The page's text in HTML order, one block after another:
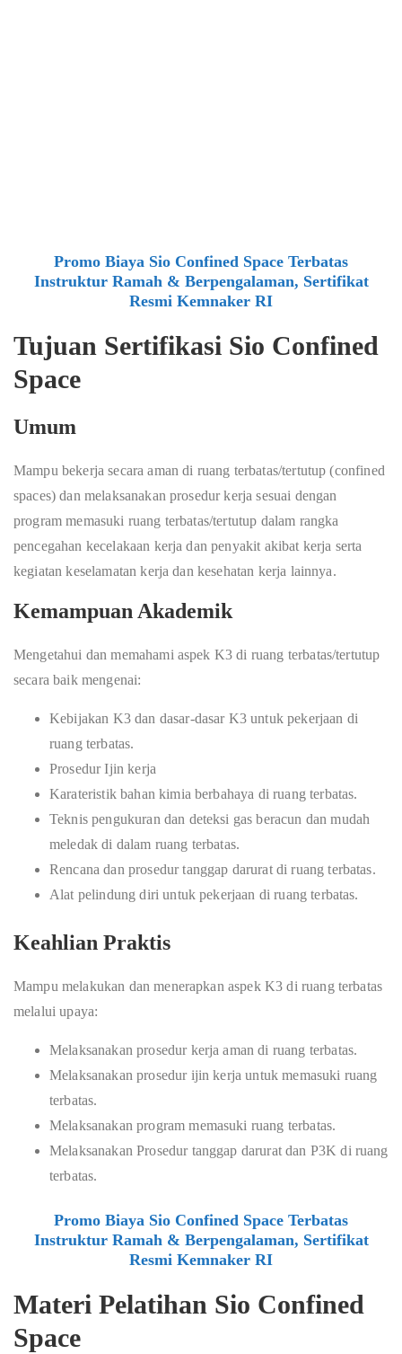
Promo Biaya Sio Confined Space Terbatas
Instruktur Ramah & Berpengalaman, Sertifikat
Resmi Kemnaker RI
Tujuan Sertifikasi Sio Confined
Space
Umum
Mampu bekerja secara aman di ruang terbatas/tertutup (confined
spaces) dan melaksanakan prosedur kerja sesuai dengan
program memasuki ruang terbatas/tertutup dalam rangka
pencegahan kecelakaan kerja dan penyakit akibat kerja serta
kegiatan keselamatan kerja dan kesehatan kerja lainnya.
Kemampuan Akademik
Mengetahui dan memahami aspek K3 di ruang terbatas/tertutup
secara baik mengenai:
Kebijakan K3 dan dasar-dasar K3 untuk pekerjaan di
ruang terbatas.
Prosedur Ijin kerja
Karateristik bahan kimia berbahaya di ruang terbatas.
Teknis pengukuran dan deteksi gas beracun dan mudah
meledak di dalam ruang terbatas.
Rencana dan prosedur tanggap darurat di ruang terbatas.
Alat pelindung diri untuk pekerjaan di ruang terbatas.
Keahlian Praktis
Mampu melakukan dan menerapkan aspek K3 di ruang terbatas
melalui upaya:
Melaksanakan prosedur kerja aman di ruang terbatas.
Melaksanakan prosedur ijin kerja untuk memasuki ruang
terbatas.
Melaksanakan program memasuki ruang terbatas.
Melaksanakan Prosedur tanggap darurat dan P3K di ruang
terbatas.
Promo Biaya Sio Confined Space Terbatas
Instruktur Ramah & Berpengalaman, Sertifikat
Resmi Kemnaker RI
Materi Pelatihan Sio Confined
Space